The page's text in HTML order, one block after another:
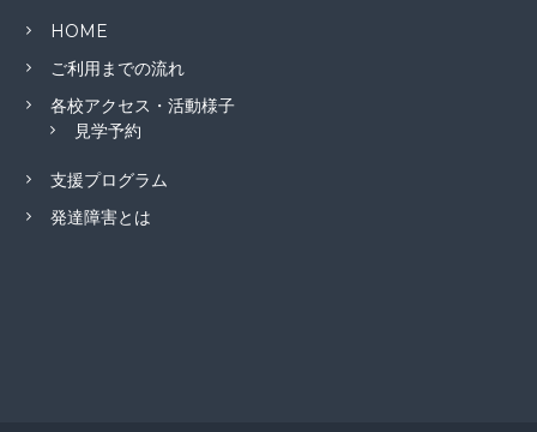
HOME
ご利用までの流れ
各校アクセス・活動様子
見学予約
支援プログラム
発達障害とは